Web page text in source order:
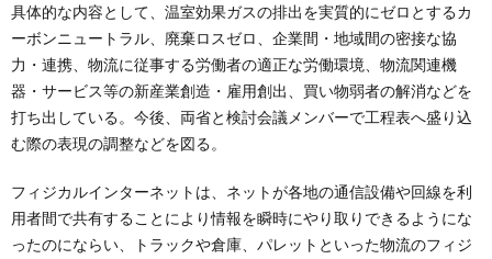
具体的な内容として、温室効果ガスの排出を実質的にゼロとするカ
ーボンニュートラル、廃棄ロスゼロ、企業間・地域間の密接な協
力・連携、物流に従事する労働者の適正な労働環境、物流関連機
器・サービス等の新産業創造・雇用創出、買い物弱者の解消などを
打ち出している。今後、両省と検討会議メンバーで工程表へ盛り込
む際の表現の調整などを図る。
フィジカルインターネットは、ネットが各地の通信設備や回線を利
用者間で共有することにより情報を瞬時にやり取りできるようにな
ったのにならい、トラックや倉庫、パレットといった物流のフィジ